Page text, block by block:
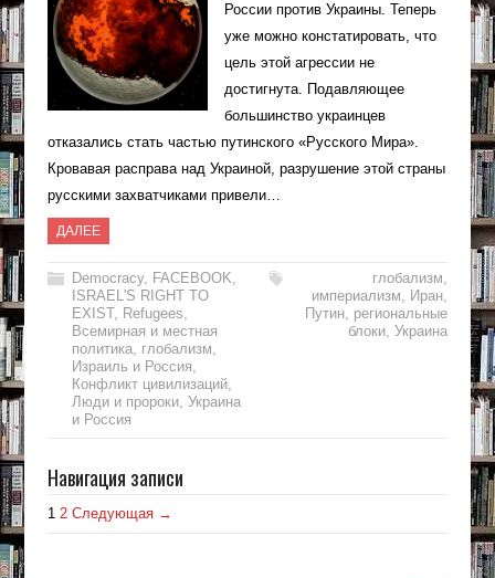
России против Украины. Теперь
уже можно констатировать, что
цель этой агрессии не
достигнута. Подавляющее
большинство украинцев
отказались стать частью путинского «Русского Мира».
Кровавая расправа над Украиной, разрушение этой страны
русскими захватчиками привели…
ДАЛЕЕ
Democracy, FACEBOOK,
ISRAEL'S RIGHT TO
EXIST, Refugees,
Всемирная и местная
политика, глобализм,
Израиль и Россия,
Конфликт цивилизаций,
Люди и пророки, Украина
и Россия
глобализм,
империализм, Иран,
Путин, региональные
блоки,Украина
Навигация записи
1 2 Следующая →